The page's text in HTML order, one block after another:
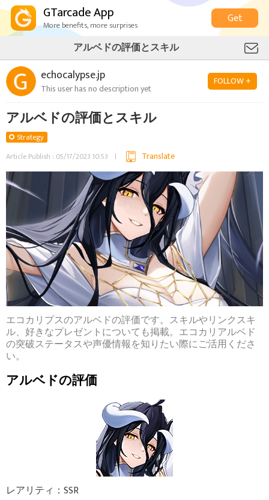
GTarcade App
More benefits, more surprises
Get
アルベドの評価とスキル
echocalypse.jp
This user has no description yet
FOLLOW +
アルベドの評価とスキル
Strategy
Article Publish : 05/17/2023 10:53
Translate
エコカリプスのアルベドの評価です。スキルやリンクスキ
ル、好きなプレゼントについても掲載。エコカリアルベド
の突破ステータスや声優情報を知りたい際にご活用くださ
い。
アルベドの評価
レアリティ：SSR